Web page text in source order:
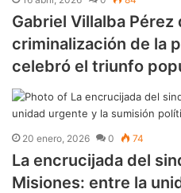
Gabriel Villalba Pérez
criminalización de la
celebró el triunfo
20 enero, 2026 0 74
La encrucijada del
Misiones: entre la